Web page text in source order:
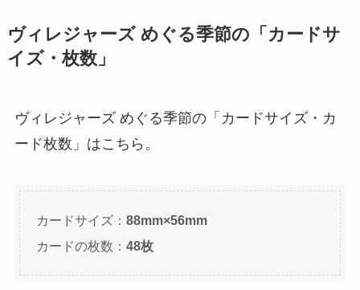
ヴィレジャーズ めぐる季節の「カードサ
イズ・枚数」
ヴィレジャーズ めぐる季節の「カードサイズ・カ
ード枚数」はこちら。
カードサイズ： 88mm×56mm
カードの枚数： 48枚